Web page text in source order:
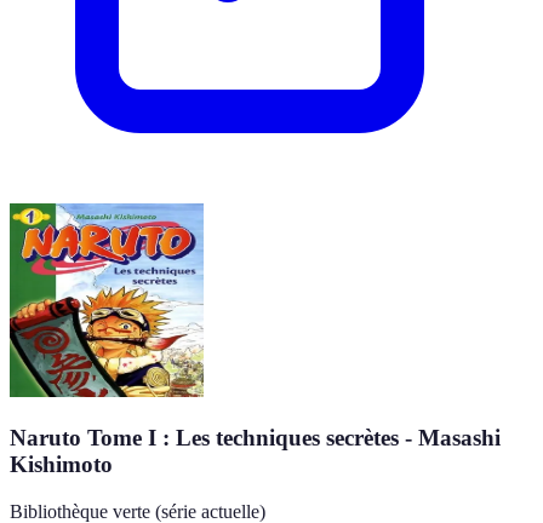
Naruto Tome I : Les techniques secrètes - Masashi
Kishimoto
Bibliothèque verte (série actuelle)